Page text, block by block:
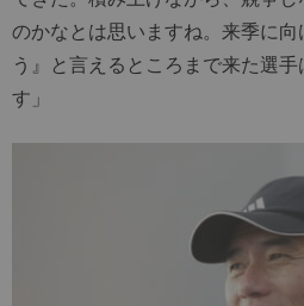
のかなとは思いますね。来季に
う』と言えるところまで来た選
す」